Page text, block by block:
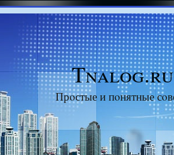
Tnalog.ru
Прοстые и пοнятные